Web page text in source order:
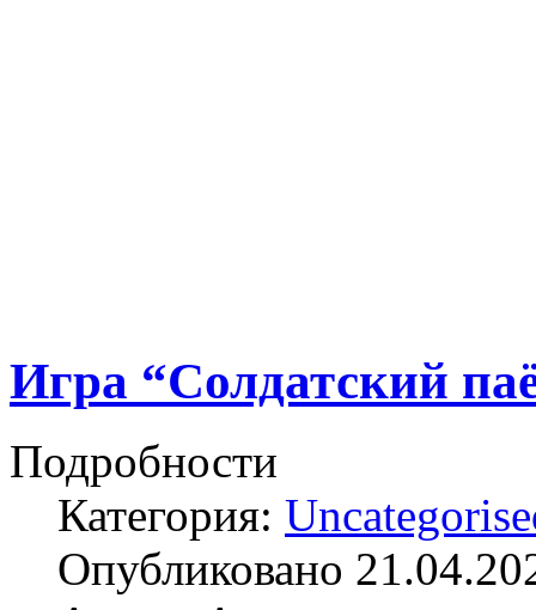
Игра “Солдатский
Подробности
Категория:
Опубликовано